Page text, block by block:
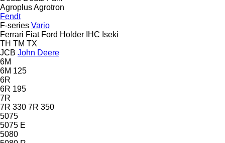
AgroplusAgrotron
Fendt
F-series Vario
Ferrari Fiat Ford Holder IHC Iseki
TH TM TX
JCB John Deere
6M
6M 125
6R
6R 195
7R
7R 330 7R 350
5075
5075 E
5080